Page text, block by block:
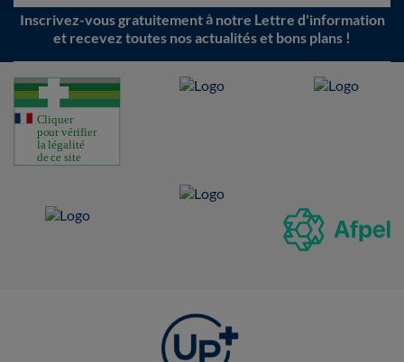
Inscrivez-vous gratuitement à notre Lettre d'information
et recevez toutes nos actualités et bons plans !